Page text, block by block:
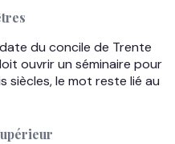
du concile de Trente
ouvrir un séminaire pour
siècles, le mot reste lié au